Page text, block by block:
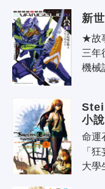
新
★故
三年
機械
務..
小
命運
「
大學